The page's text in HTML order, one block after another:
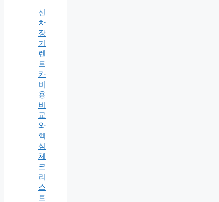
신
차
장
기
렌
트
카
비
용
비
교
와
핵
심
체
크
리
스
트